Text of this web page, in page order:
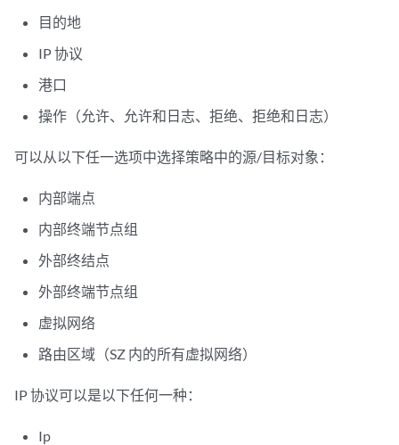
目的地
IP 协议
港口
操作（允许、允许和日志、拒绝、拒绝和日志）
可以从以下任一选项中选择策略中的源/目标对象：
内部端点
内部终端节点组
外部终结点
外部终端节点组
虚拟网络
路由区域（SZ 内的所有虚拟网络）
IP 协议可以是以下任何一种：
Ip